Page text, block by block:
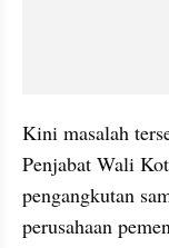
Kini masalah
Penjabat Wali
pengangkutan
perusahaan